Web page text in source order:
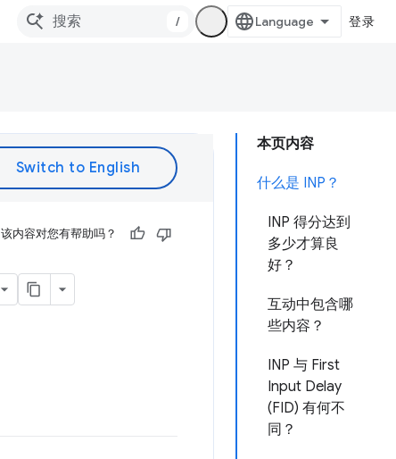
/ 登录
本页内容
什么是 INP？
INP 得分达到
多少才算良
好？
互动中包含哪
些内容？
INP 与 First
Input Delay
(FID) 有何不
同？
该内容对您有帮助吗？